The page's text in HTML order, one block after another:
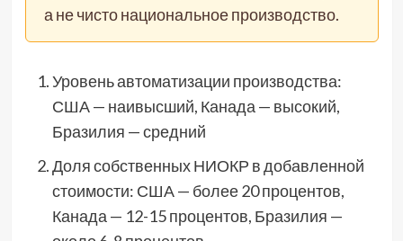
а не чисто национальное производство.
Уровень автоматизации производства:
США — наивысший, Канада — высокий,
Бразилия — средний
Доля собственных НИОКР в добавленной
стоимости: США — более 20 процентов,
Канада — 12-15 процентов, Бразилия —